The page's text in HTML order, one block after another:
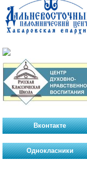
Вконтакте
Однокласники